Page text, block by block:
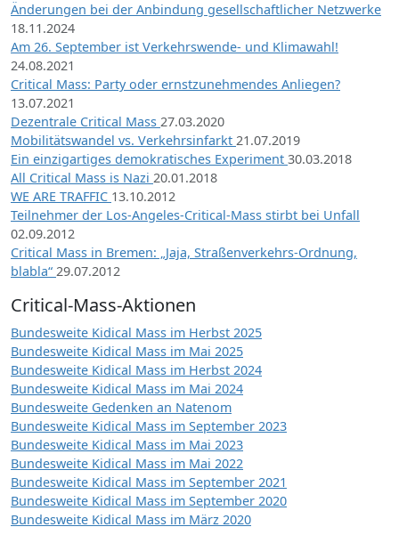
Änderungen bei der Anbindung gesellschaftlicher Netzwerke
18.11.2024
Am 26. September ist Verkehrswende- und Klimawahl!
24.08.2021
Critical Mass: Party oder ernstzunehmendes Anliegen?
13.07.2021
Dezentrale Critical Mass 27.03.2020
Mobilitätswandel vs. Verkehrsinfarkt 21.07.2019
Ein einzigartiges demokratisches Experiment 30.03.2018
All Critical Mass is Nazi 20.01.2018
WE ARE TRAFFIC 13.10.2012
Teilnehmer der Los-Angeles-Critical-Mass stirbt bei Unfall
02.09.2012
Critical Mass in Bremen: „Jaja, Straßenverkehrs-Ordnung,
blabla“ 29.07.2012
Critical-Mass-Aktionen
Bundesweite Kidical Mass im Herbst 2025
Bundesweite Kidical Mass im Mai 2025
Bundesweite Kidical Mass im Herbst 2024
Bundesweite Kidical Mass im Mai 2024
Bundesweite Gedenken an Natenom
Bundesweite Kidical Mass im September 2023
Bundesweite Kidical Mass im Mai 2023
Bundesweite Kidical Mass im Mai 2022
Bundesweite Kidical Mass im September 2021
Bundesweite Kidical Mass im September 2020
Bundesweite Kidical Mass im März 2020